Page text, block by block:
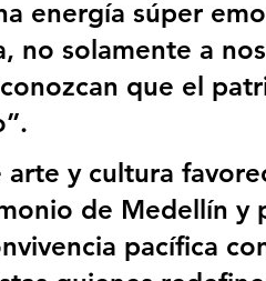
energía súper
no solamente a
que el
arte y cultura
de Medellín y
pacífica